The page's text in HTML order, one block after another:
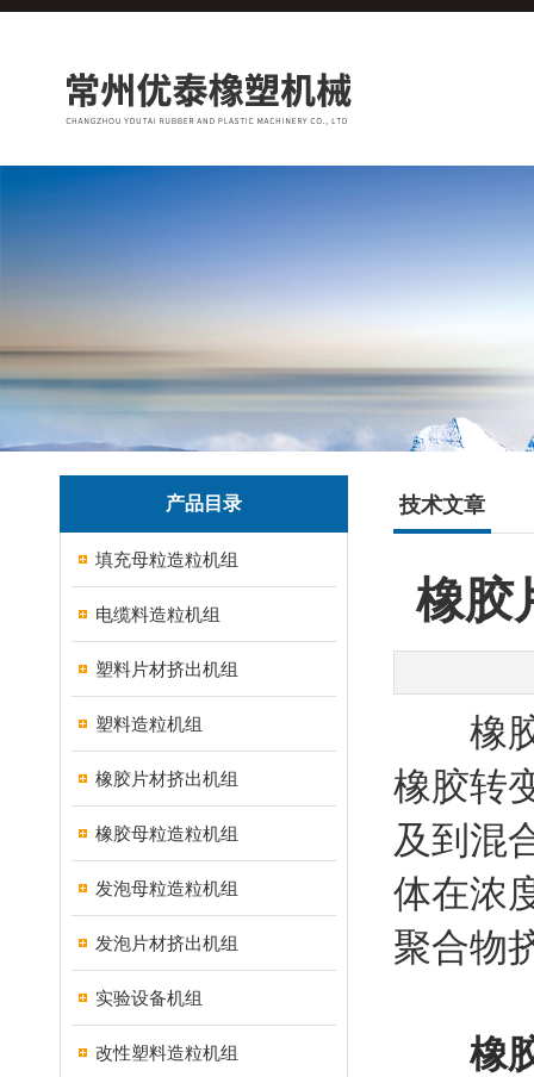
产品目录
填充母粒造粒机组
电缆料造粒机组
塑料片材挤出机组
塑料造粒机组
橡胶片材挤出机组
橡胶母粒造粒机组
发泡母粒造粒机组
发泡片材挤出机组
实验设备机组
改性塑料造粒机组
技术文章
橡胶
橡胶
橡胶转
及到混
体在浓
聚合物
橡